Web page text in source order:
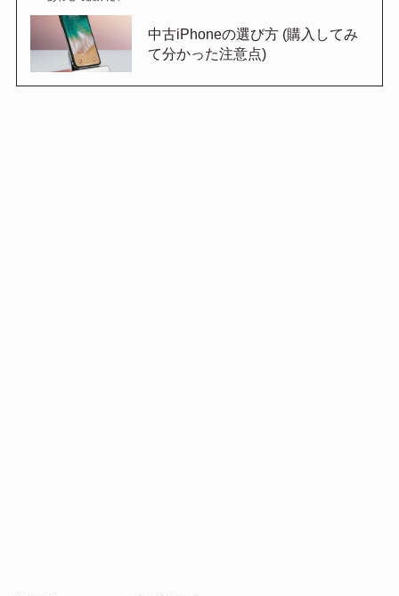
中古iPhoneの選び方 (購入してみ
て分かった注意点)